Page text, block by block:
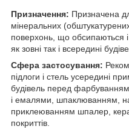
Призначення: Призначена
мінеральних
поверхонь, що обсипаються
як зовні так і всередині
Сфера застосування:
підлоги і стель усередині
будівель перед
і емалями, шпаклюванням,
приклеюванням шпалер,
покриттів.